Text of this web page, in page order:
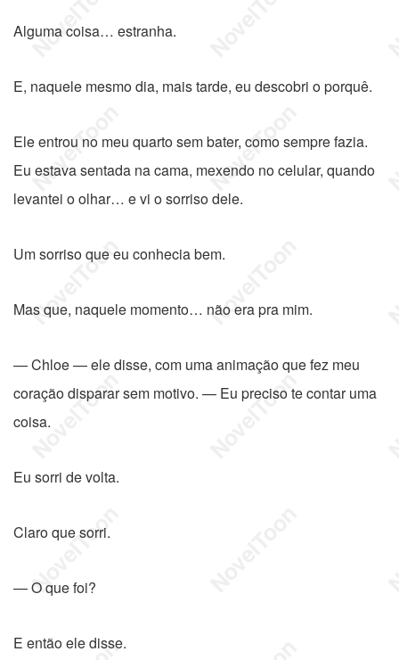
Alguma coisa… estranha.
E, naquele mesmo dia, mais tarde, eu descobri o porquê.
Ele entrou no meu quarto sem bater, como sempre fazia.
Eu estava sentada na cama, mexendo no celular, quando
levantei o olhar… e vi o sorriso dele.
Um sorriso que eu conhecia bem.
Mas que, naquele momento… não era pra mim.
— Chloe — ele disse, com uma animação que fez meu
coração disparar sem motivo. — Eu preciso te contar uma
coisa.
Eu sorri de volta.
Claro que sorri.
— O que foi?
E então ele disse.